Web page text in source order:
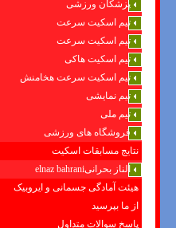
پزشکان ورزشی
تیم اسکیت سرعت
تیم اسکیت سرعت
تیم اسکیت هاکی
تیم اسکیت سرعت هخامنش
تیم نمایشی
تیم ملی
فروشگاه های ورزشی
نتایج مسابقات اسکیت
الناز بحرانیelnaz bahrani
هیئت آمادگی جسمانی و ایروبیک
از ما بپرسید
پاسخ سوالات متداول